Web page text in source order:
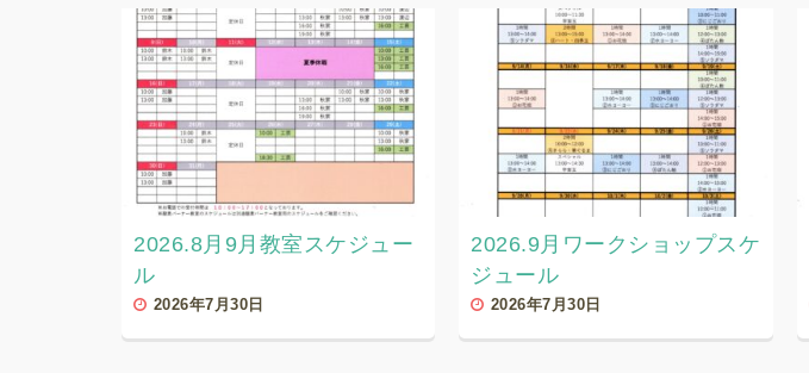
2026.8月9月教室スケジュー
ル
2026年7月30日
2026.9月ワークショップスケ
ジュール
2026年7月30日